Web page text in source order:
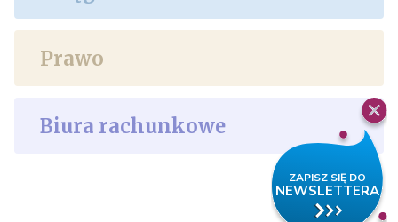
Prawo
Biura rachunkowe